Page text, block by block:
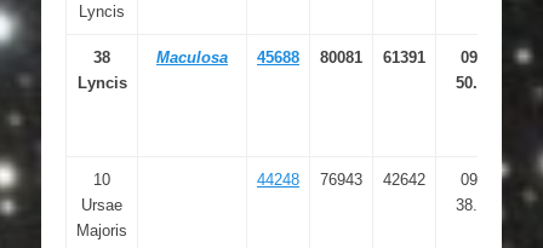
Lyncis
38
Lyncis
Maculosa 45688 80081 61391
09 18
50.644
10
Ursae
Majoris
44248 76943 42642
09 00
38.381